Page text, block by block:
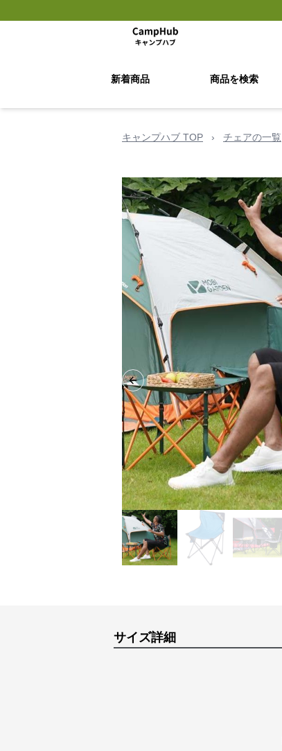
新着商品 商品を検索
キャンプハブ TOP › チェアの一覧
Previous slide
サイズ詳細